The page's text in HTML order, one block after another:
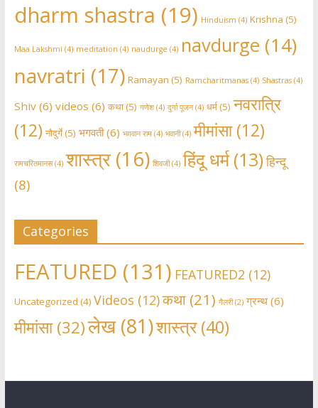
dharm shastra (19) Hinduism (4) Krishna (5)
Maa Lakshmi (4) meditation (4) naudurge (4) navdurge (14)
navratri (17) Ramayan (5) Ramcharitmanas(4) Shastras(4)
Shiv(6) videos (6) कथा(5) गणेश(4) दुर्गा पूजन(4) धर्म(5) नवरात्रि
(12) नौदुर्गे(5) भगवती(6) भग़वान राम(4) भवानी(4) मीमांसा(12)
रामचरितमानस(4) शास्त्र(16) शिवजी(4) हिंदू धर्म(13)हिन्दू
(8)
Categories
FEATURED (131) FEATURED2 (12)
Uncategorized (4) Videos (12)कथा(21) गैलरी(2) ग्रन्थ(6)
मीमांसा(32)लेख(81)शास्त्र(40)